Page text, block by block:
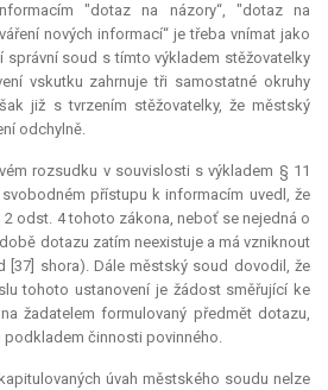
"dotaz na názory“, "dotaz na
nových informací“ je třeba vnímat jako
správní soud s tímto výkladem stěžovatelky
vskutku zahrnuje tři samostatné okruhy
již s tvrzením stěžovatelky, že městský
odchylně.
rozsudku v souvislosti s výkladem § 11
přístupu k informacím uvedl, že
2 odst. 4 tohoto zákona, neboť se nejedná o
dotazu zatím neexistuje a má vzniknout
[37] shora). Dále městský soud dovodil, že
tohoto ustanovení je žádost směřující ke
žadatelem formulovaný předmět dotazu,
podkladem činnosti povinného.
úvah městského soudu nelze